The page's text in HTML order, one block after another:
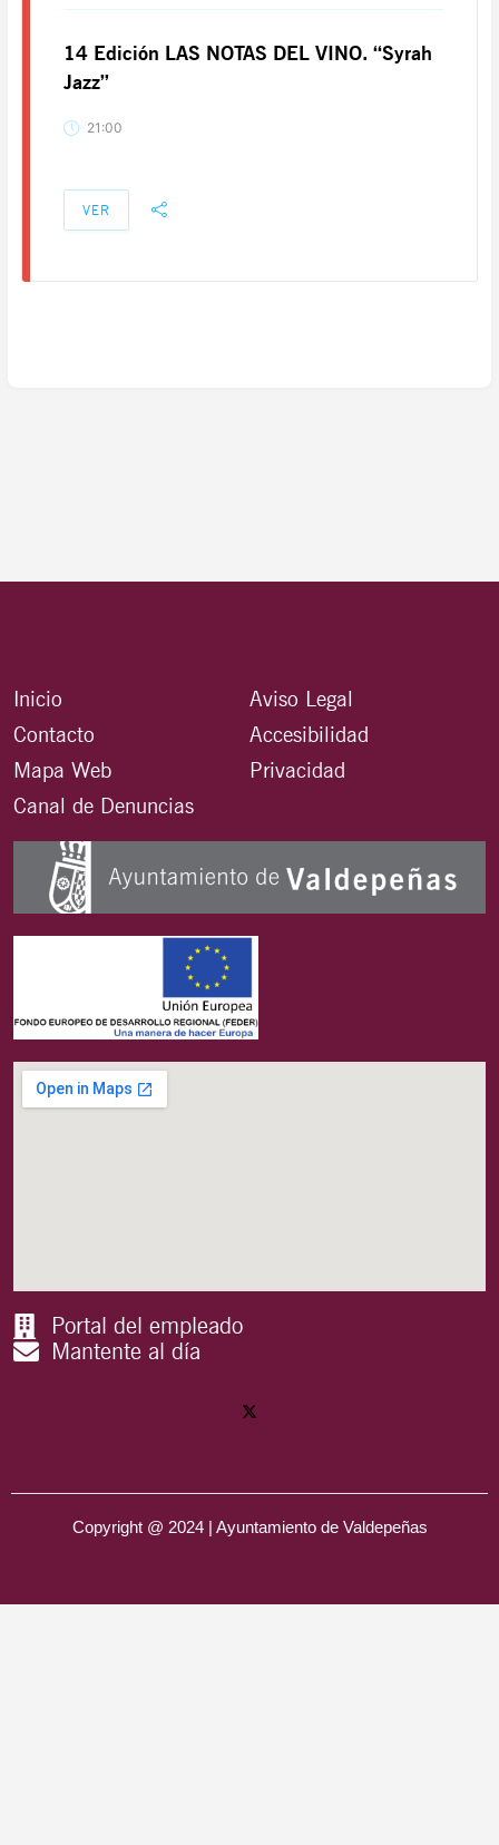
14 Edición LAS NOTAS DEL VINO. “Syrah
Jazz”
21:00
VER
Inicio
Contacto
Mapa Web
Canal de Denuncias
Aviso Legal
Accesibilidad
Privacidad
Portal del empleado
Mantente al día
Copyright @ 2024 | Ayuntamiento de Valdepeñas